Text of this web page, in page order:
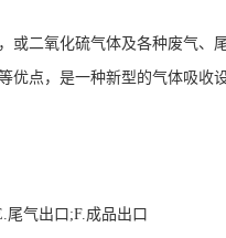
或二氧化硫气体及各种废气、
优点，是一种新型的气体吸收
气出口;F.成品出口